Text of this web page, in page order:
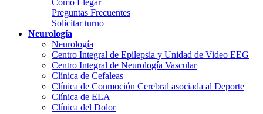
Cómo Llegar
Preguntas Frecuentes
Solicitar turno
Neurología
Neurología
Centro Integral de Epilepsia y Unidad de Video EEG
Centro Integral de Neurología Vascular
Clínica de Cefaleas
Clínica de Conmoción Cerebral asociada al Deporte
Clínica de ELA
Clínica del Dolor